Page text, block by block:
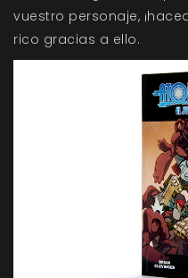
vuestro personaje,
rico gracias a ello.